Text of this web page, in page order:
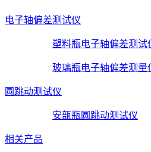
电子轴偏差测试仪
塑料瓶电子轴偏差测试
玻璃瓶电子轴偏差测量
圆跳动测试仪
安瓿瓶圆跳动测试仪
相关产品